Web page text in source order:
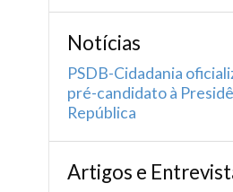
Notícias
PSDB-Cidadania
pré-candidato à
República
Artigos e